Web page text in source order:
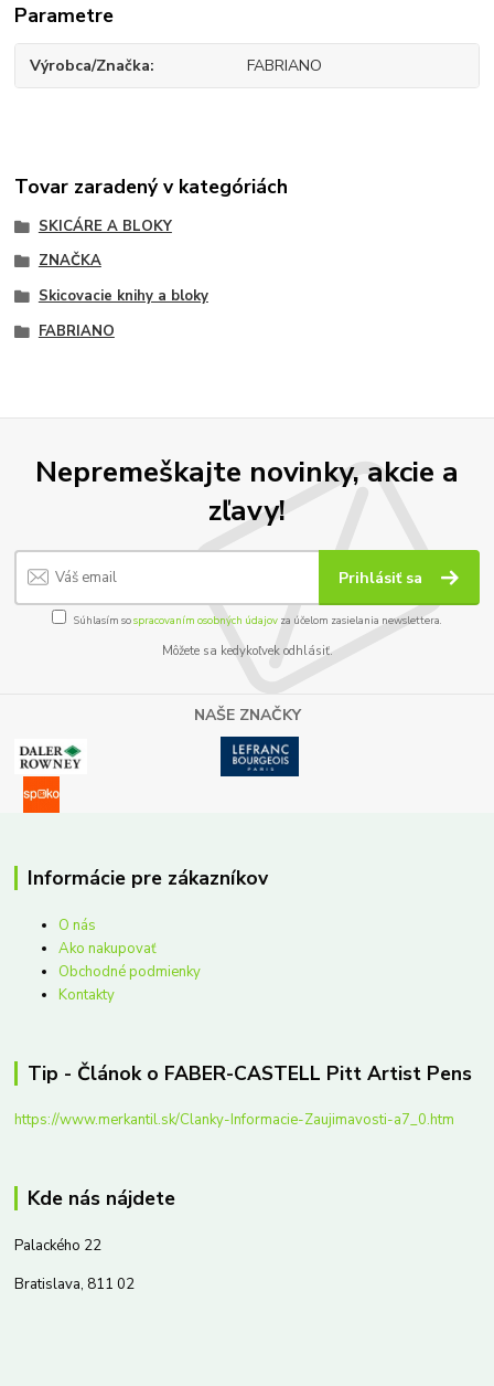
Parametre
Výrobca/Značka FABRIANO
Tovar zaradený v kategóriách
SKICÁRE A BLOKY
ZNAČKA
Skicovacie knihy a bloky
FABRIANO
Nepremeškajte novinky, akcie a
zľavy!
Prihlásiť sa
Súhlasím sospracovaním osobných údajov za účelom zasielania newslettera.
Môžete sa kedykoľvek odhlásiť.
NAŠE ZNAČKY
Informácie pre zákazníkov
O nás
Ako nakupovať
Obchodné podmienky
Kontakty
Tip - Článok o FABER-CASTELL Pitt Artist Pens
https://www.merkantil.sk/Clanky-Informacie-Zaujimavosti-a7_0.htm
Kde nás nájdete
Palackého 22
Bratislava, 811 02